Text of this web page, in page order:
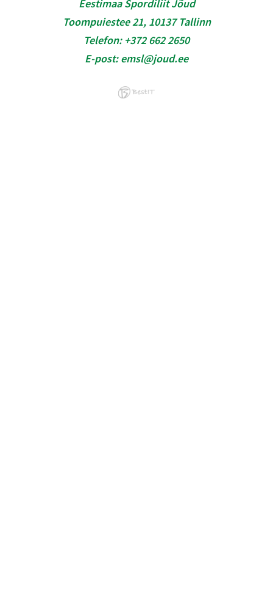
Eestimaa Spordiliit Jõud
Toompuiestee 21, 10137 Tallinn
Telefon: +372 662 2650
E-post:emsl@joud.ee